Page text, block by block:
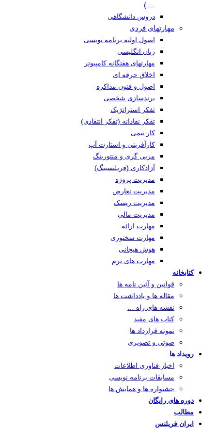
… )
دروس دانشگاهی
مهارتهای فردی
اصول اولیه برنامه نویسی
زبان انگلیسی
مهارتهای هفتگانه کامپیوتر
اخلاق حرفه ای
اصول و فنون مذاکره
برندسازی شخصی
تفکر استراتژیک
تفکر نقادانه (تفکر انتقادی)
کار تیمی
کارآفرینی و استارت آپ
مربی گری و منتورینگ
آزادکاری (فریلنسینگ)
مدیریت پروژه
مدیریت تعارض
مدیریت ریسک
مدیریت مالی
مهارت ارائه
مهارت سخنوری
هوش هیجانی
مهارت های نرم
کتابخانه
قوانین و آئین نامه ها
مقاله ها و یادداشت ها
نقشه های راه …
کتاب های مفید
نمونه قرارداد ها
صوتی و تصویری
رویداد ها
اخبار فناوری اطلاعات
مسابقات برنامه نویسی
جشنواره ها و همایش ها
دوره های رایگان
مطالب
ایران فریلنس